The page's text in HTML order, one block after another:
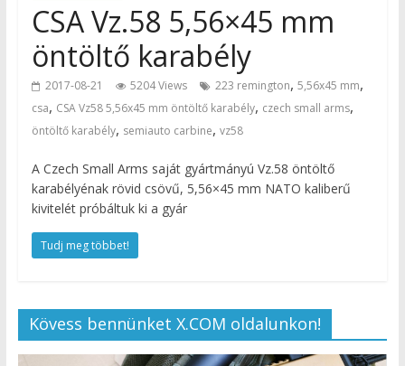
CSA Vz.58 5,56×45 mm
öntöltő karabély
2017-08-21 5204 Views 223 remington, 5,56x45 mm,
csa, CSA Vz58 5,56x45 mm öntöltő karabély, czech small arms,
öntöltő karabély, semiauto carbine, vz58
A Czech Small Arms saját gyártmányú Vz.58 öntöltő
karabélyénak rövid csövű, 5,56×45 mm NATO kaliberű
kivitelét próbáltuk ki a gyár
Tudj meg többet!
Kövess bennünket X.COM oldalunkon!